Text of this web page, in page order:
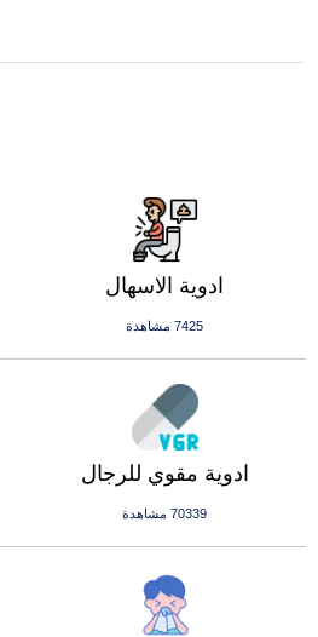
ادوية الاسهال
7425 مشاهدة
ادوية مقوي للرجال
70339 مشاهدة